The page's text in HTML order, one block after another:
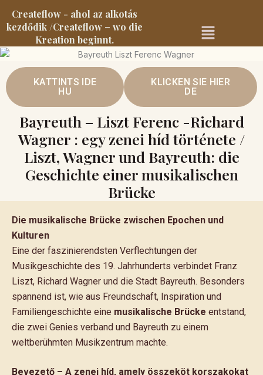
Createflow - ahol az alkotás
kezdődik /Createflow – wo die
Kreation beginnt.
Menu
KATTINTS IDE
HU
KLICKEN SIE HIER
DE
Bayreuth – Liszt Ferenc -Richard
Wagner : egy zenei híd története /
Liszt, Wagner und Bayreuth: die
Geschichte einer musikalischen
Brücke
Die musikalische Brücke zwischen Epochen und
Kulturen
Eine der faszinierendsten Verflechtungen der
Musikgeschichte des 19. Jahrhunderts verbindet Franz
Liszt, Richard Wagner und die Stadt Bayreuth. Besonders
spannend ist, wie aus Freundschaft, Inspiration und
Familiengeschichte eine musikalische Brücke entstand,
die zwei Genies verband und Bayreuth zu einem
weltberühmten Musikzentrum machte.
Bevezető – A zenei híd, amely összeköt korszakokat